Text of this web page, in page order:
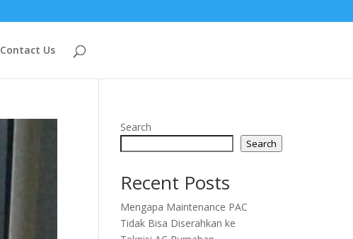
Contact Us
Search
Search
Recent Posts
Mengapa Maintenance PAC
Tidak Bisa Diserahkan ke